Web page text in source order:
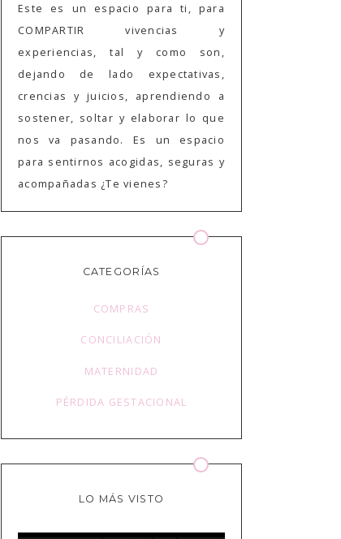
Este es un espacio para ti, para
COMPARTIR vivencias y
experiencias, tal y como son,
dejando de lado expectativas,
crencias y juicios, aprendiendo a
sostener, soltar y elaborar lo que
nos va pasando. Es un espacio
para sentirnos acogidas, seguras y
acompañadas ¿Te vienes?
CATEGORÍAS
COMPRAS
CONCILIACIÓN
MATERNIDAD
PÉRDIDA GESTACIONAL
LO MÁS VISTO